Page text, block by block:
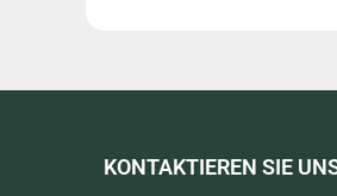
KONTAKTIEREN SIE